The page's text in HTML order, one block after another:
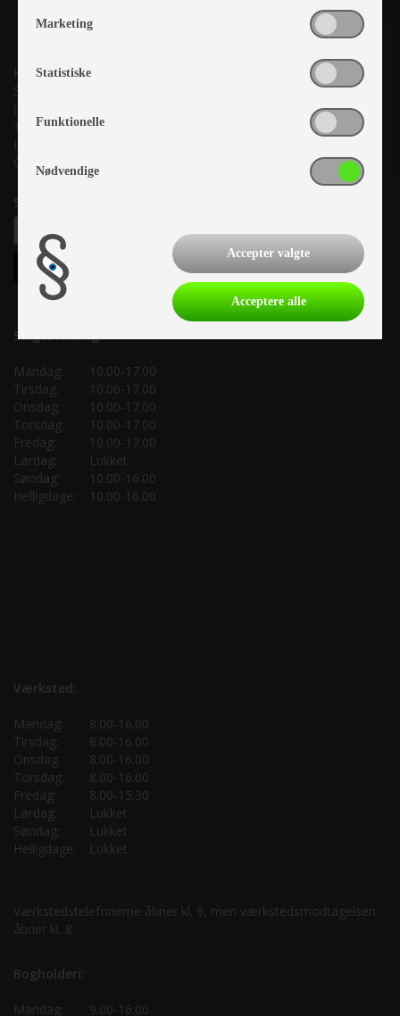
Kronjyllands Camping Center A/S
Suderholmen 10, 8960 Randers SØ
(Lige ud til Grenåvej)
Tlf. +45 87 10 98 70
Info@as-kcc.dk
CVR: 33 38 77 33
Samtykke til nyhedsbrev
Salgsafdeling:
Mandag:
10.00-17.00
Tirsdag:
10.00-17.00
Onsdag:
10.00-17.00
Torsdag:
10.00-17.00
Fredag:
10.00-17.00
Lørdag:
Lukket
Søndag:
10.00-16.00
Helligdage:
10.00-16.00
Værksted:
Mandag:
8.00-16.00
Tirsdag:
8.00-16.00
Onsdag:
8.00-16.00
Torsdag:
8.00-16.00
Fredag:
8.00-15.30
Lørdag:
Lukket
Søndag:
Lukket
Helligdage:
Lukket
Værkstedstelefonerne åbner kl. 9, men værkstedsmodtagelsen
åbner kl. 8.
Bogholderi:
Mandag: 9.00-16.00
Marketing
Statistiske
Funktionelle
Nødvendige
Accepter valgte
Acceptere alle